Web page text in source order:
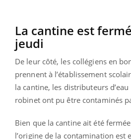
La cantine est
jeudi
De leur côté, les collégiens en
prennent à l’établissement
la cantine, les distributeurs d’eau
robinet ont pu être contaminés
Bien que la cantine ait été
l’origine de la contamination est